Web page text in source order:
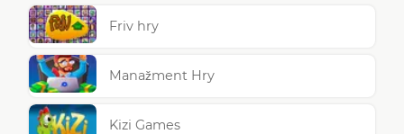
Friv hry
Manažment Hry
Kizi Games